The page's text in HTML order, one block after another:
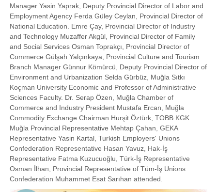
Manager Yasin Yaprak, Deputy Provincial Director of Labor and
Employment Agency Ferda Güley Ceylan, Provincial Director of
National Education. Emre Çay, Provincial Director of Industry
and Technology Muzaffer Akgül, Provincial Director of Family
and Social Services Osman Toprakçı, Provincial Director of
Commerce Gülşah Yalçınkaya, Provincial Culture and Tourism
Branch Manager Günnur Kömürcü, Deputy Provincial Director of
Environment and Urbanization Selda Gürbüz, Muğla Sıtkı
Koçman University Economic and Professor of Administrative
Sciences Faculty. Dr. Serap Özen, Muğla Chamber of
Commerce and Industry President Mustafa Ercan, Muğla
Commodity Exchange Chairman Hurşit Öztürk, TOBB KGK
Muğla Provincial Representative Mehtap Çahan, GEKA
Representative Yasin Kartal, Turkish Employers' Unions
Confederation Representative Hasan Yavuz, Hak-İş
Representative Fatma Kuzucuoğlu, Türk-İş Representative
Osman İlhan, Provincial Representative of Tüm-İş Unions
Confederation Muhammet Esat Sarıhan attended.